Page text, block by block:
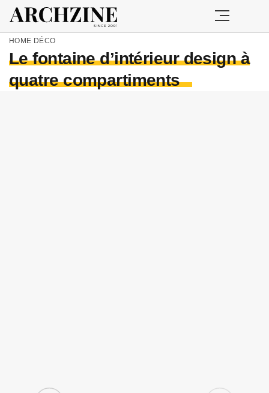
HOME DÉCO
Le fontaine d’intérieur design à
quatre compartiments